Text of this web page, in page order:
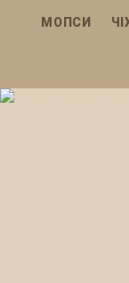
МОПСИ
2026 Nosik-